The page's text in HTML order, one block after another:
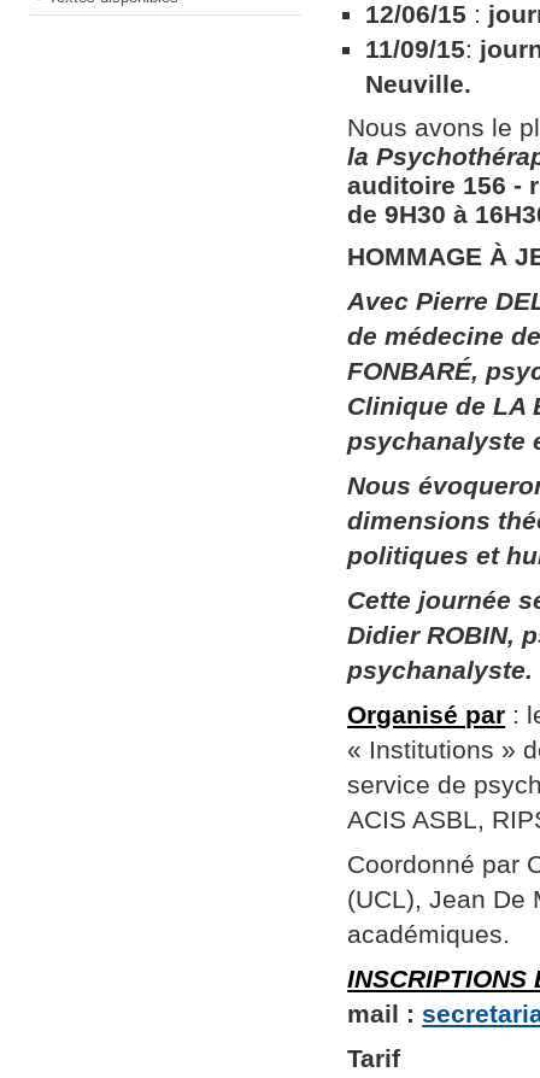
12/06/15 :
11/09/15:
Neuville.
Nous avons le
la
auditoire 156​ ​-
de 9H30 à
HOMMAGE À
Avec Pierre
de médecine
FONBARÉ,
Clinique de LA
psychanalyste
Nous
dimensions
politiques et
Cette journée
Didier ROBIN,
psychanalyste.
Organisé par :
« Institutions »
service de
ACIS ASBL,
Coordonné par
(UCL), Jean De
académiques.
INSCRIPTIONS
mail :
Tarif